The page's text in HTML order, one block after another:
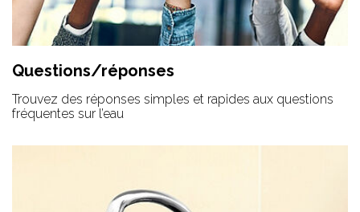
Questions/réponses
Trouvez des réponses simples et rapides aux questions
fréquentes sur l’eau